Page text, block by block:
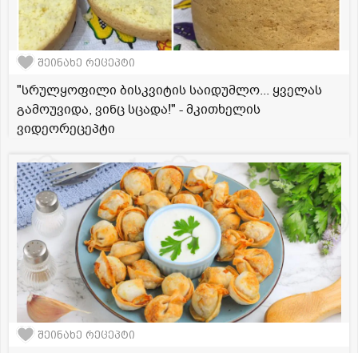
შეინახე რეცეპტი
"სრულყოფილი ბისკვიტის საიდუმლო... ყველას
გამოუვიდა, ვინც სცადა!" - მკითხელის
ვიდეორეცეპტი
შეინახე რეცეპტი